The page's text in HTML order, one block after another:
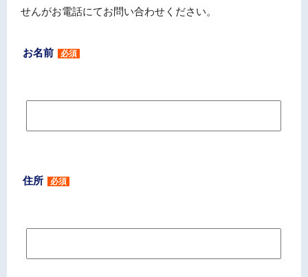
せんがお電話にてお問い合わせください。
お名前 必須
住所 必須